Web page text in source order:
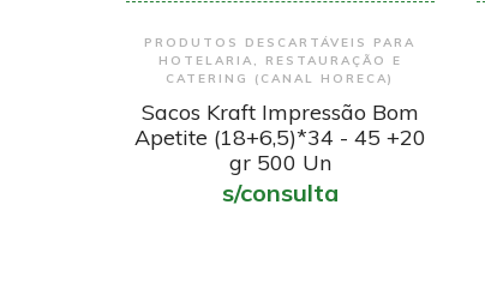
Encomendar
PRODUTOS DESCARTÁVEIS PARA
HOTELARIA, RESTAURAÇÃO E
CATERING (CANAL HORECA)
Sacos Kraft Impressão Bom
Apetite (18+6,5)*34 - 45 +20
gr 500 Un
s/consulta